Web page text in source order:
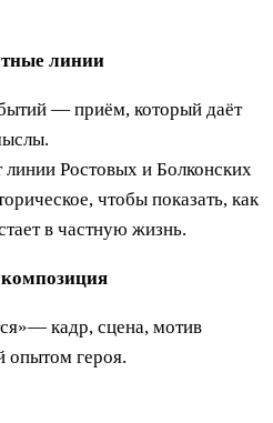
линии
— приём, который даёт
Ростовых и Болконских
чтобы показать, как
в частную жизнь.
кадр, сцена, мотив
опытом героя.